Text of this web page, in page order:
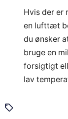
Hvis der er
en lufttæt
du ønsker
bruge en
forsigtigt
lav